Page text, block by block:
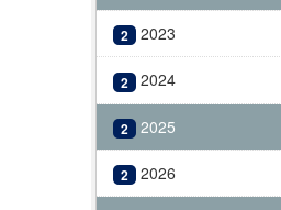
2 2023
2 2024
2 2025
2 2026